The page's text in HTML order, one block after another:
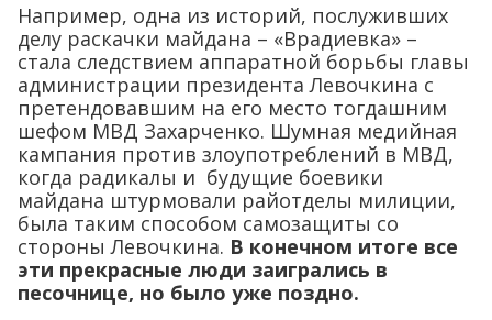
Например, одна из историй, послуживших
делу раскачки майдана – «Врадиевка» –
стала следствием аппаратной борьбы главы
администрации президента Левочкина с
претендовавшим на его место тогдашним
шефом МВД Захарченко. Шумная медийная
кампания против злоупотреблений в МВД,
когда радикалы и будущие боевики
майдана штурмовали райотделы милиции,
была таким способом самозащиты со
стороны Левочкина. В конечном итоге все
эти прекрасные люди заигрались в
песочнице, но было уже поздно.